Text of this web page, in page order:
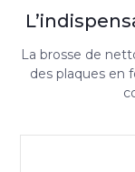
La brosse de
des plaques en